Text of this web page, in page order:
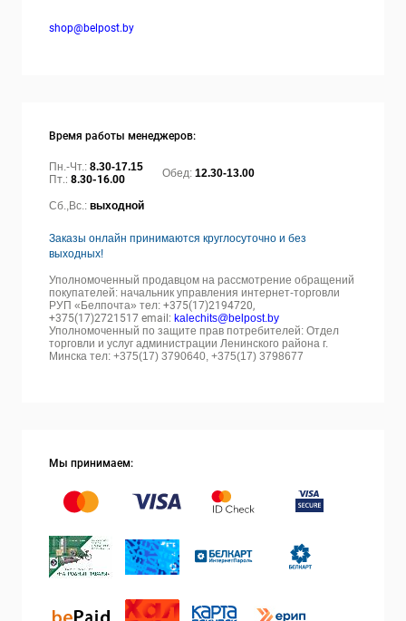
shop@belpost.by
Время работы менеджеров:
Пн.-Чт.: 8.30-17.15
Пт.: 8.30-16.00 Обед: 12.30-13.00
Сб.,Вс.: выходной
Заказы онлайн принимаются круглосуточно и без
выходных!
Уполномоченный продавцом на рассмотрение обращений
покупателей: начальник управления интернет-торговли
РУП «Белпочта» тел: +375(17)2194720,
+375(17)2721517 email: kalechits@belpost.by
Уполномоченный по защите прав потребителей: Отдел
торговли и услуг администрации Ленинского района г.
Минска тел: +375(17) 3790640, +375(17) 3798677
Мы принимаем: